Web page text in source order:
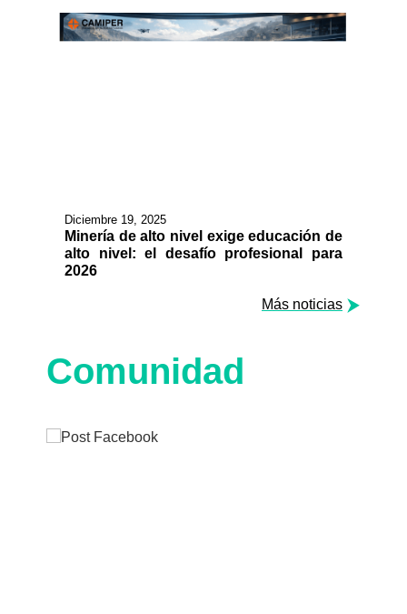
Diciembre 19, 2025
Minería de alto nivel exige educación de
alto nivel: el desafío profesional para
2026
Más noticias
Comunidad